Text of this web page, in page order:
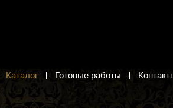
Каталог Готовые работы